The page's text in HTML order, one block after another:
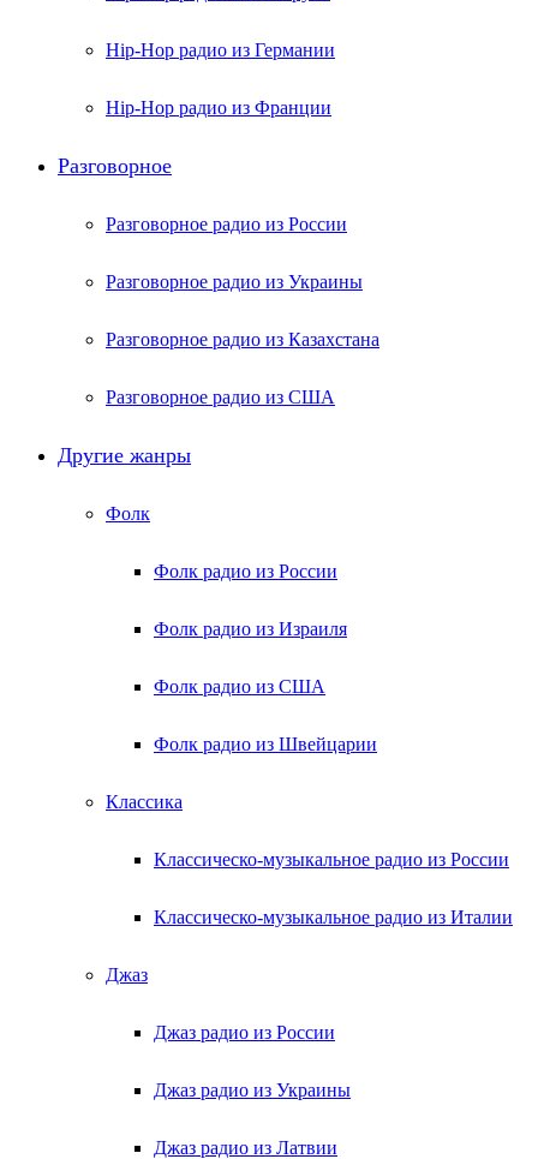
Hip-Hop радио из Германии
Hip-Hop радио из Франции
Разговорное
Разговорное радио из России
Разговорное радио из Украины
Разговорное радио из Казахстана
Разговорное радио из США
Другие жанры
Фолк
Фолк радио из России
Фолк радио из Израиля
Фолк радио из США
Фолк радио из Швейцарии
Классика
Классическо-музыкальное радио из России
Классическо-музыкальное радио из Италии
Джаз
Джаз радио из России
Джаз радио из Украины
Джаз радио из Латвии